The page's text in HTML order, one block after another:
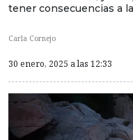
tener consecuencias a
Carla Cornejo
30 enero, 2025 a las 12:33